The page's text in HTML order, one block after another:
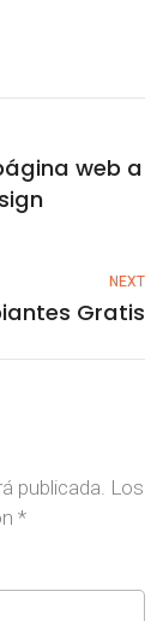
web a
NEXT
Gratis
publicada. Los
*